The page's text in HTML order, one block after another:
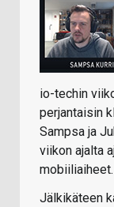
io-techin
perjantaisin
Sampsa ja
viikon ajalta
mobiiliaiheet.
Jälkikäteen